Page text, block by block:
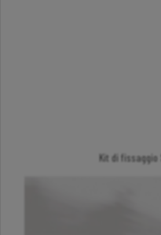
Kit di fissaggio